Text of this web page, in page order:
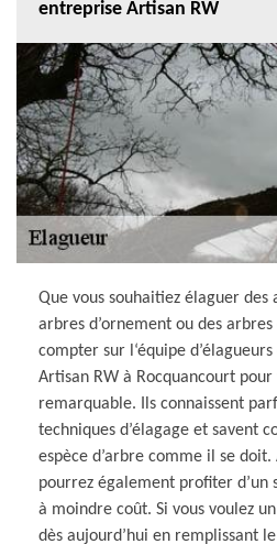
entreprise Artisan RW
Que vous souhaitiez élaguer
arbres d’ornement ou des
compter sur l‘équipe
Artisan RW à Rocquancourt
remarquable. Ils connaissent
techniques d’élagage et savent
espèce d’arbre comme il se doit.
pourrez également profiter d’un
à moindre coût. Si vous voulez
dès aujourd’hui en remplissant